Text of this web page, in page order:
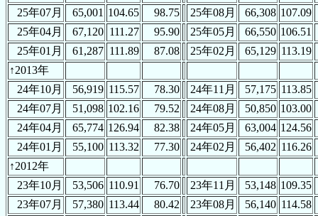
25年07月
65,001 104.65 98.75 25年08月 66,308 107.09
25年04月
67,120 111.27 95.90 25年05月 66,550 106.51
25年01月
61,287 111.89 87.08 25年02月 65,129 113.19
↑2013年
24年10月
56,919 115.57 78.30 24年11月 57,175 113.85
24年07月
51,098 102.16 79.52 24年08月 50,850 103.00
24年04月
65,774 126.94 82.38 24年05月 63,004 124.56
24年01月
55,100 113.32 77.30 24年02月 56,402 116.26
↑2012年
23年10月
53,506 110.91 76.70 23年11月 53,148 109.35
23年07月
57,380 113.44 80.42 23年08月 56,140 114.58